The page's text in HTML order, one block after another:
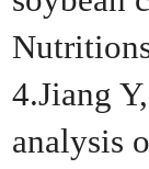
4.Jiang
analysis